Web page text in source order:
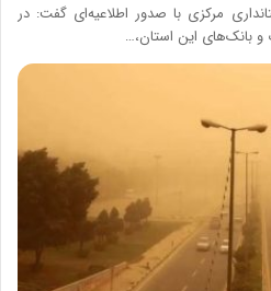
مرکزی با صدور اطلاعیه‌ای گفت: در
و بانک‌های این استان،…